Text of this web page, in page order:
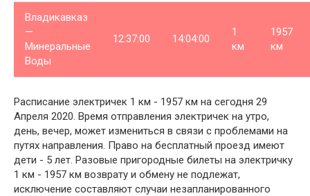
Владикавказ
—
Минеральные
Воды
12:37:00 14:04:00
1
км
1957
км
Расписание электричек 1 км - 1957 км на сегодня 29
Апреля 2020. Время отправления электричек на утро,
день, вечер, может измениться в связи с проблемами на
путях направления. Право на бесплатный проезд имеют
дети - 5 лет. Разовые пригородные билеты на электричку
1 км - 1957 км возврату и обмену не подлежат,
исключение составляют случаи незапланированного